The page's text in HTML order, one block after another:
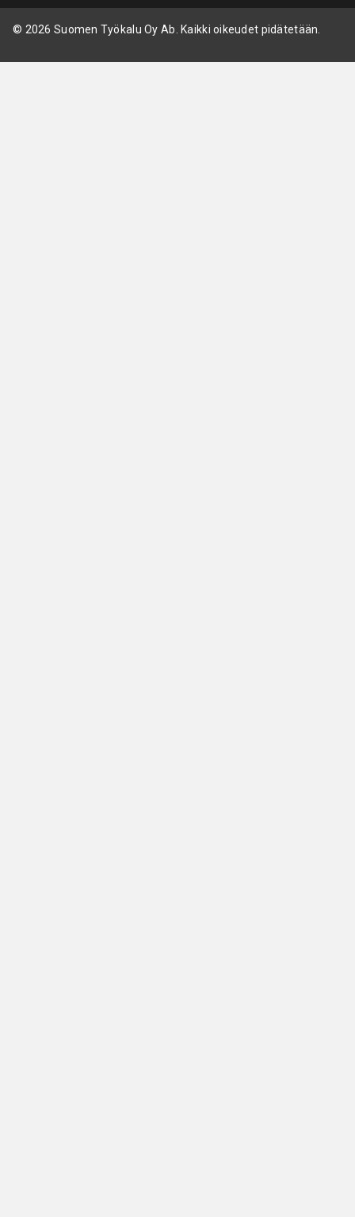
© 2026 Suomen Työkalu Oy Ab. Kaikki oikeudet pidätetään.